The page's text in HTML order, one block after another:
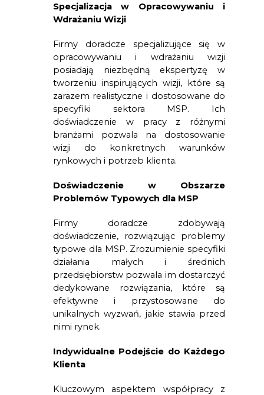
Specjalizacja w Opracowywaniu i
Wdrażaniu Wizji
Firmy doradcze specjalizujące się w
opracowywaniu i wdrażaniu wizji
posiadają niezbędną ekspertyzę w
tworzeniu inspirujących wizji, które są
zarazem realistyczne i dostosowane do
specyfiki sektora MSP. Ich
doświadczenie w pracy z różnymi
branżami pozwala na dostosowanie
wizji do konkretnych warunków
rynkowych i potrzeb klienta.
Doświadczenie w Obszarze
Problemów Typowych dla MSP
Firmy doradcze zdobywają
doświadczenie, rozwiązując problemy
typowe dla MSP. Zrozumienie specyfiki
działania małych i średnich
przedsiębiorstw pozwala im dostarczyć
dedykowane rozwiązania, które są
efektywne i przystosowane do
unikalnych wyzwań, jakie stawia przed
nimi rynek.
Indywidualne Podejście do Każdego
Klienta
Kluczowym aspektem współpracy z